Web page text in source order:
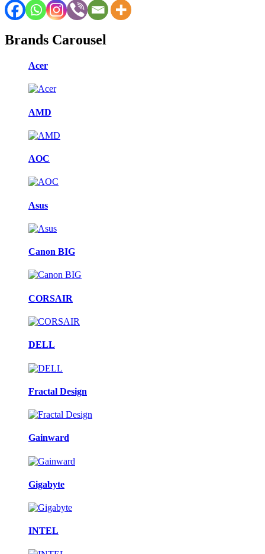
Brands Carousel
Acer
AMD
AOC
Asus
Canon BIG
CORSAIR
DELL
Fractal Design
Gainward
Gigabyte
INTEL